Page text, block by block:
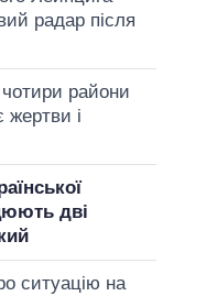
радар після
райони
жертви і
дві
ситуацію на